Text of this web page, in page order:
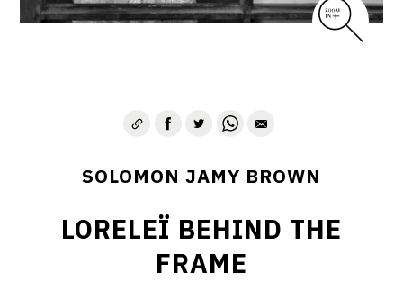
SOLOMON JAMY BROWN
LORELEÏ BEHIND THE
FRAME